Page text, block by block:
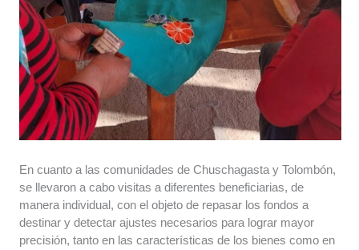
En cuanto a las comunidades de Chuschagasta y Tolombón,
se llevaron a cabo visitas a diferentes beneficiarias, de
manera individual, con el objeto de repasar los fondos a
destinar y detectar ajustes necesarios para lograr mayor
precisión, tanto en las características de los bienes como en